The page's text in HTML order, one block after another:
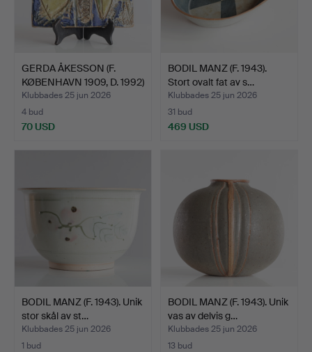
GERDA ÅKESSON (F.
KØBENHAVN 1909, D. 1992)
…
Klubbades 25 jun 2026
4 bud
70 USD
BODIL MANZ (F. 1943).
Stort ovalt fat av s…
Klubbades 25 jun 2026
31 bud
469 USD
BODIL MANZ (F. 1943). Unik
stor skål av st…
Klubbades 25 jun 2026
1 bud
BODIL MANZ (F. 1943). Unik
vas av delvis g…
Klubbades 25 jun 2026
13 bud